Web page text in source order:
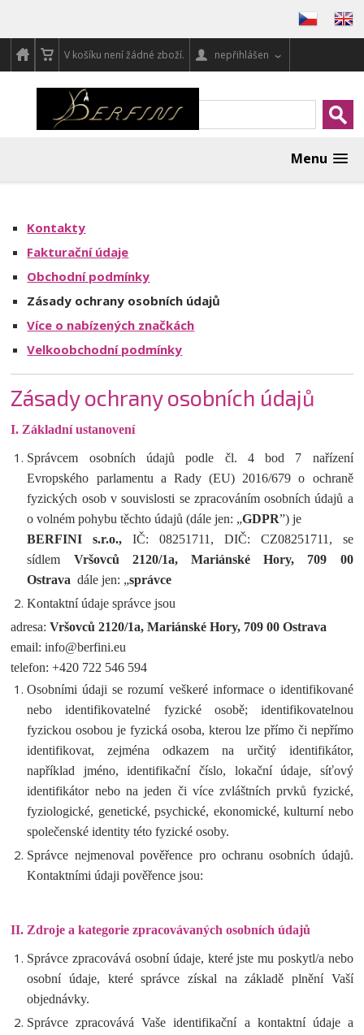
V košíku není žádné zboží. nepřihlášen
Menu
Kontakty
Fakturační údaje
Obchodní podmínky
Zásady ochrany osobních údajů
Více o nabízených značkách
Velkoobchodní podmínky
Zásady ochrany osobních údajů
I. Základní ustanovení
Správcem osobních údajů podle čl. 4 bod 7 nařízení
Evropského parlamentu a Rady (EU) 2016/679 o ochraně
fyzických osob v souvislosti se zpracováním osobních údajů a
o volném pohybu těchto údajů (dále jen: „GDPR”) je
BERFINI s.r.o.,IČ: 08251711, DIČ: CZ08251711, se
sídlem Vršovců 2120/1a, Mariánské Hory, 709 00
Ostrava dále jen: „správce
Kontaktní údaje správce jsou
adresa:Vršovců 2120/1a, Mariánské Hory, 709 00 Ostrava
email: info@berfini.eu
telefon: +420 722 546 594
Osobními údaji se rozumí veškeré informace o identifikované
nebo identifikovatelné fyzické osobě; identifikovatelnou
fyzickou osobou je fyzická osoba, kterou lze přímo či nepřímo
identifikovat, zejména odkazem na určitý identifikátor,
například jméno, identifikační číslo, lokační údaje, síťový
identifikátor nebo na jeden či více zvláštních prvků fyzické,
fyziologické, genetické, psychické, ekonomické, kulturní nebo
společenské identity této fyzické osoby.
Správce nejmenoval pověřence pro ochranu osobních údajů.
Kontaktními údaji pověřence jsou:
II. Zdroje a kategorie zpracovávaných osobních údajů
Správce zpracovává osobní údaje, které jste mu poskytl/a nebo
osobní údaje, které správce získal na základě plnění Vaší
objednávky.
Správce zpracovává Vaše identifikační a kontaktní údaje a